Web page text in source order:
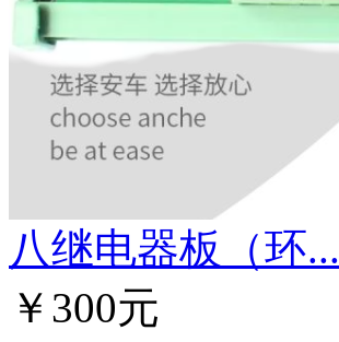
八继电器板（环...
￥300元